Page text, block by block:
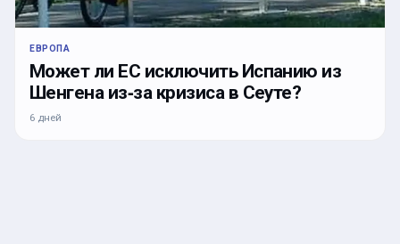
ЕВРОПА
Может ли ЕС исключить Испанию из
Шенгена из‑за кризиса в Сеуте?
6 дней